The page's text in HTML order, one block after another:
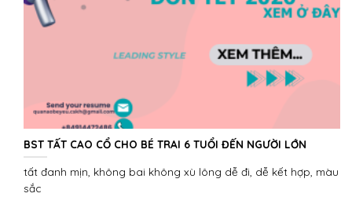
BST TẤT CAO CỔ CHO BÉ TRAI 6 TUỔI ĐẾN NGƯỜI LỚN
tất đanh mịn, không bai không xù lông dễ đi, dễ kết hợp, màu
sắc